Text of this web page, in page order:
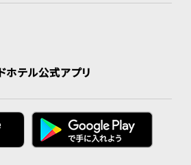
ホテル公式アプリ